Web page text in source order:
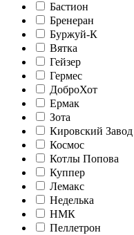
Бастион
Бренеран
Буржуй-К
Вятка
Гейзер
Гермес
ДоброХот
Ермак
Зота
Кировский Завод
Космос
Котлы Попова
Куппер
Лемакс
Неделька
НМК
Пеллетрон